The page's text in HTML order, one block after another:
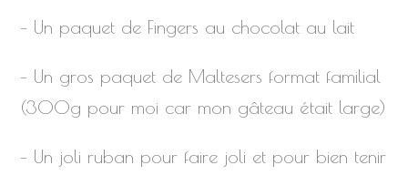
– Un paquet de Fingers au chocolat au lait
– Un gros paquet de Maltesers format familial
(300g pour moi car mon gâteau était large)
– Un joli ruban pour faire joli et pour bien tenir